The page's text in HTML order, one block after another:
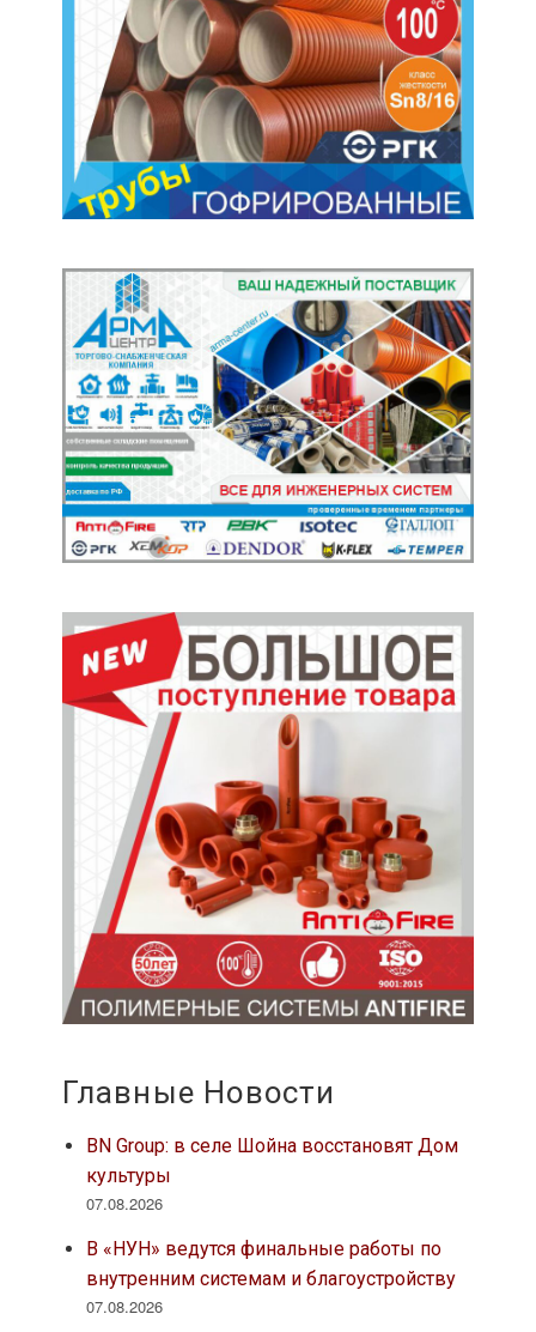
Главные Новости
BN Group: в селе Шойна восстановят Дом
культуры
07.08.2026
В «НУН» ведутся финальные работы по
внутренним системам и благоустройству
07.08.2026